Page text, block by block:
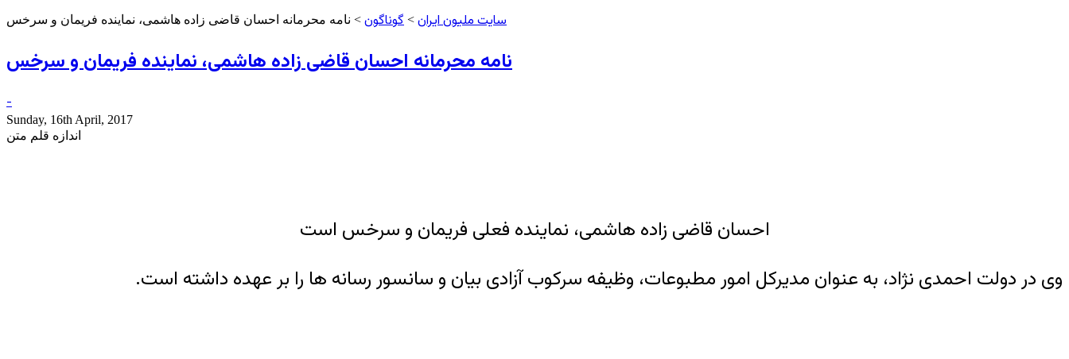
سایت ملیون ایران > گوناگون > نامه محرمانه احسان قاضی زاده هاشمی، نماینده فریمان و سرخس
نامه محرمانه احسان قاضی زاده هاشمی، نماینده فریمان و سرخس
-
Sunday, 16th April, 2017
اندازه قلم متن
احسان قاضی زاده هاشمی، نماینده فعلی فریمان و سرخس است
وی در دولت احمدی نژاد، به عنوان مدیرکل امور مطبوعات، وظیفه سرکوب آزادی بیان و سانسور رسانه ها را بر عهده داشته است.